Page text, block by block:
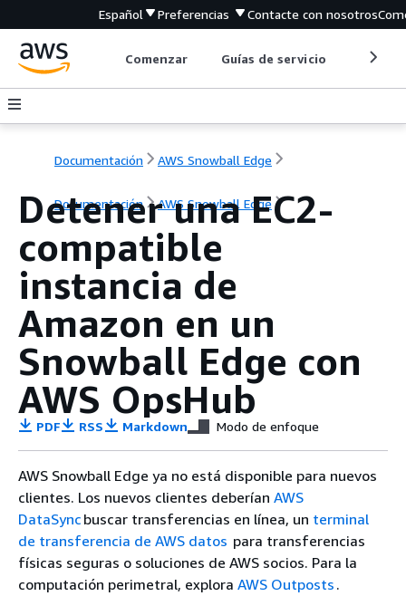
Español Preferencias Contacte con nosotros
Comenzar Guías de servicio
Documentación AWS Snowball Edge
Documentación AWS Snowball Edge
Detener una EC2-
compatible
instancia de
Amazon en un
Snowball Edge con
AWS OpsHub
PDF RSS Markdown Modo de enfoque
AWS Snowball Edge ya no está disponible para nuevos
clientes. Los nuevos clientes deberían AWS
DataSync buscar transferencias en línea, un terminal
de transferencia de AWS datos para transferencias
físicas seguras o soluciones de AWS socios. Para la
computación perimetral, explora AWS Outposts .